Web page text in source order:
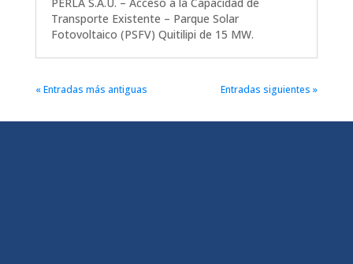
Transporte Existente – Parque Solar
Fotovoltaico (PSFV) Quitilipi de 15 MW.
« Entradas más antiguas Entradas siguientes »